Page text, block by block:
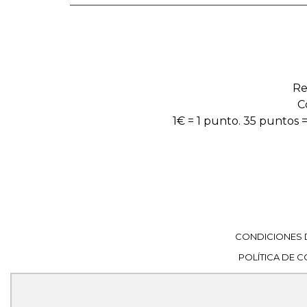
1€ = 1 punto. 35 puntos
CONDICIONES
POLÍTICA DE